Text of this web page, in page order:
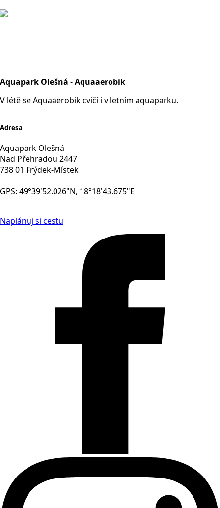
Aquapark Olešná -Aquaaerobik
V létě se Aquaaerobik cvičí i v letním aquaparku.
Adresa
Aquapark Olešná
Nad Přehradou 2447
738 01 Frýdek-Místek
GPS: 49°39'52.026"N, 18°18'43.675"E
Naplánuj si cestu